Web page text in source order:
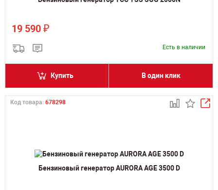
19 590 ₽
Есть в наличии
Купить В один клик
Код товара: 678298
Бензиновый генератор AURORA AGE 3500 D